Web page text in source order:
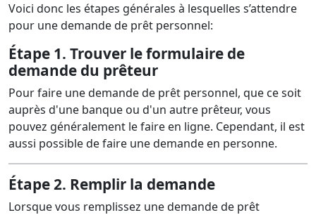
Voici donc les étapes générales à lesquelles s’attendre
pour une demande de prêt personnel:
Étape 1. Trouver le formulaire de
demande du prêteur
Pour faire une demande de prêt personnel, que ce soit
auprès d'une banque ou d'un autre prêteur, vous
pouvez généralement le faire en ligne. Cependant, il est
aussi possible de faire une demande en personne.
Étape 2. Remplir la demande
Lorsque vous remplissez une demande de prêt